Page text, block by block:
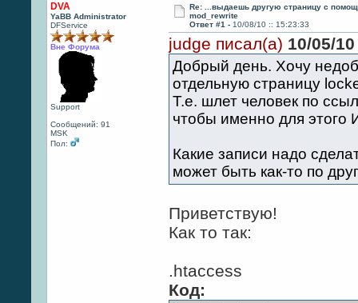
DVA
YaBB Administrator
DFService
Вне Форума
Support
Сообщений: 91
MSK
Пол:
Re: ...выдаешь другую страницу с
mod_rewrite
Ответ #1 - 10/08/10 :: 15:23:33
judge писал(а) 10/05/
Добрый день. Хочу
отдельную страницу
Т.е. шлет человек по
чтобы именно для
Какие записи надо
может быть как-то по
Приветствую!
Как то так:
.htaccess
Код: